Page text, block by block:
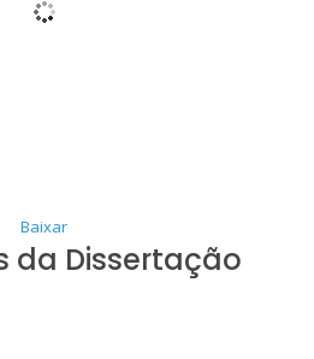
Baixar
da Dissertação